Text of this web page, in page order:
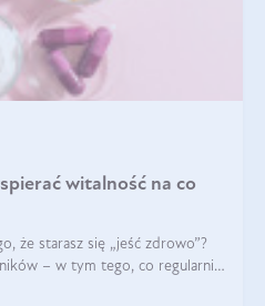
witalność na co
że starasz się „jeść zdrowo”?
– w tym tego, co regularnie